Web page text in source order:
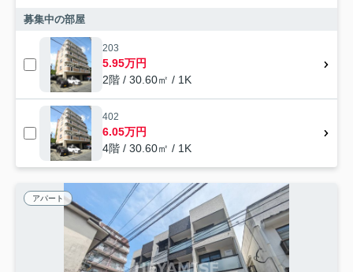
募集中の部屋
203
5.95万円
2階 / 30.60㎡ / 1K
402
6.05万円
4階 / 30.60㎡ / 1K
アパート